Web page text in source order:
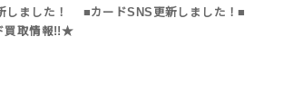
ました！
買取情報!!★
■カードSNS更新しました！■